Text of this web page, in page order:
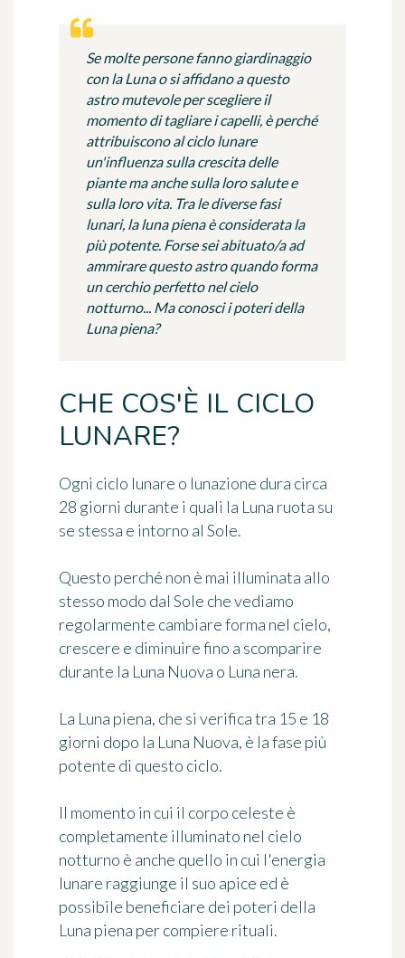
Se molte persone fanno giardinaggio
con la Luna o si affidano a questo
astro mutevole per scegliere il
momento di tagliare i capelli, è perché
attribuiscono al ciclo lunare
un'influenza sulla crescita delle
piante ma anche sulla loro salute e
sulla loro vita. Tra le diverse fasi
lunari, la luna piena è considerata la
più potente. Forse sei abituato/a ad
ammirare questo astro quando forma
un cerchio perfetto nel cielo
notturno... Ma conosci i poteri della
Luna piena?
CHE COS'È IL CICLO
LUNARE?
Ogni ciclo lunare o lunazione dura circa
28 giorni durante i quali la Luna ruota su
se stessa e intorno al Sole.
Questo perché non è mai illuminata allo
stesso modo dal Sole che vediamo
regolarmente cambiare forma nel cielo,
crescere e diminuire fino a scomparire
durante la Luna Nuova o Luna nera.
La Luna piena, che si verifica tra 15 e 18
giorni dopo la Luna Nuova, è la fase più
potente di questo ciclo.
Il momento in cui il corpo celeste è
completamente illuminato nel cielo
notturno è anche quello in cui l'energia
lunare raggiunge il suo apice ed è
possibile beneficiare dei poteri della
Luna piena per compiere rituali.